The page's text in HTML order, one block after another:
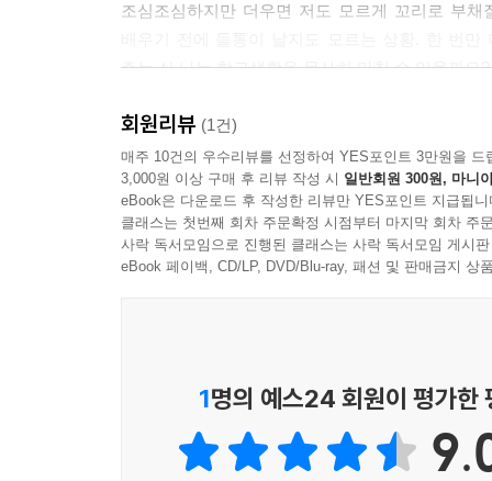
조심조심하지만 더우면 저도 모르게 꼬리로 부
주는 신 나는 학교생활을 무사히 마칠 수 있을까
“완벽하게! 완벽하게!”
뭐든 “완벽하게!”를 외치는 도둑 아저씨의 완벽한
완벽하게, 완벽하게, 무엇이든 완벽하게를 외치는
차려 날마다 친구들과 파티를 하는 거였어요. 다
그건 어려운 일이 아니었어요. 변장을 잘했으니
“안장이 엉덩이에 붙지 않게 조심해!”
자전거를 잃어버린 날, 하늘에서 내려온 불꽃 자전
회원리뷰 (1건)
매주 10건의 우수리뷰를 선정하여 YES포인트 3만원을 드
3,000원 이상 구매 후 리뷰 작성 시 일반회원 300원, 마니
eBook은 다운로드 후 작성한 리뷰만 YES포인트 지급됩니
클래스는 첫번째 회차 주문확정 시점부터 마지막 회차 주
사락 독서모임으로 진행된 클래스는 사락 독서모임 게시
eBook 페이백, CD/LP, DVD/Blu-ray, 패션 및 판매금지 상
1명의 예스24 회원이 평가한